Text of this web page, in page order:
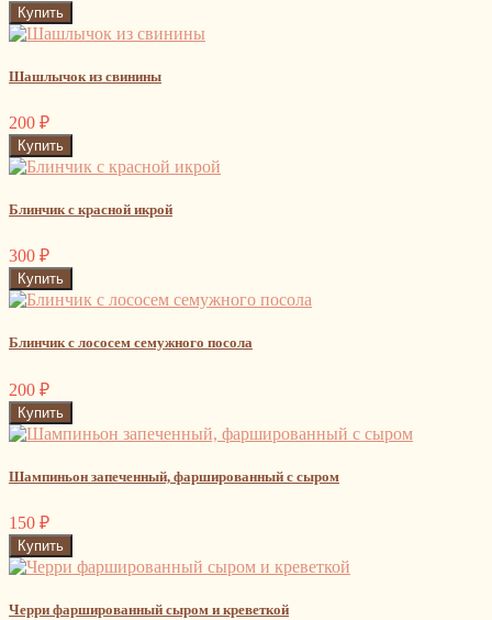
Шашлычок из свинины
200 ₽
Блинчик с красной икрой
300 ₽
Блинчик с лососем семужного посола
200 ₽
Шампиньон запеченный, фаршированный с сыром
150 ₽
Черри фаршированный сыром и креветкой